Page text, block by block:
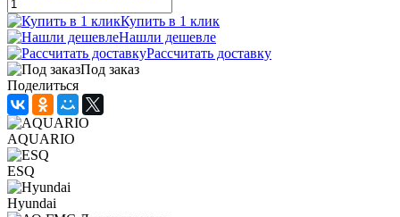
Купить в 1 клик
Нашли дешевле
Рассчитать доставку
Под заказ
Поделиться
AQUARIO
ESQ
Hyundai